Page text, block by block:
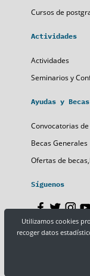
Utilizamos cookies
recoger datos
Cursos de
Actividades
Actividades
Seminarios y
Ayudas y Becas
Convocatorias de
Becas Generales
Ofertas de
Síguenos
Nota legal